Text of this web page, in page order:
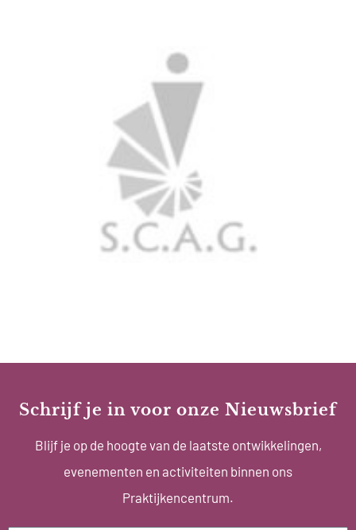
Schrijf je in voor onze Nieuwsbrief
Blijf je op de hoogte van de laatste ontwikkelingen,
evenementen en activiteiten binnen ons
Praktijkencentrum.